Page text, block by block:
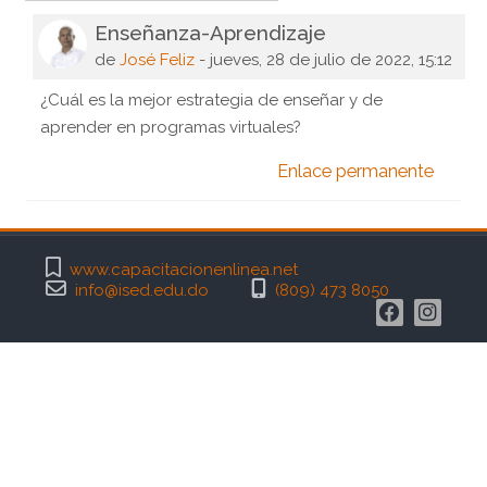
Enseñanza-Aprendizaje
deJosé Feliz - jueves, 28 de julio de 2022, 15:12
Número de respuestas: 0
¿Cuál es la mejor estrategia de enseñar y de
aprender en programas virtuales?
Enlace permanente
www.capacitacionenlinea.net
info@ised.edu.do
(809) 473 8050